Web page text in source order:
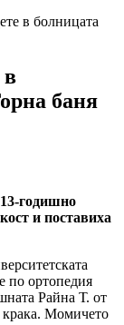
в болницата
в
баня
годишно
и поставиха
по ортопедия
Райна Т. от
крака. Момичето